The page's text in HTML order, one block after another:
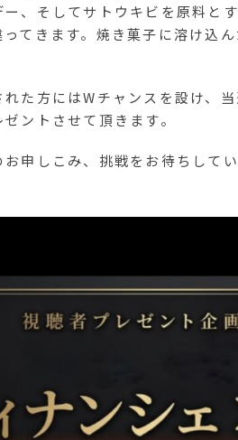
、そしてサトウキビを原料と
てきます。焼き菓子に溶け込
た方にはWチャンスを設け、
ントさせて頂きます。
申しこみ、挑戦をお待ちしてい